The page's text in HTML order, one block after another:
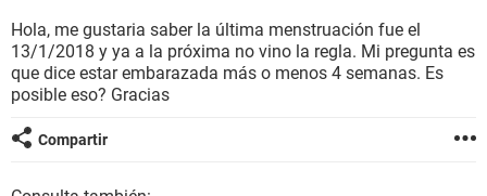
BIENESTAR
SEXUALIDAD
GLOSARIO
Hola, me gustaria saber la última menstruación fue el
13/1/2018 y ya a la próxima no vino la regla. Mi pregunta es
que dice estar embarazada más o menos 4 semanas. Es
posible eso? Gracias
Compartir